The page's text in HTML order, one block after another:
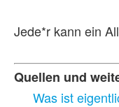
Jede*r kann ein
Quellen und
Was ist